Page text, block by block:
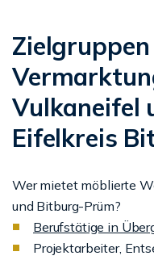
Vulkaneifel
Eifelkreis
Wer mietet möblierte
und Bitburg-Prüm?
Berufstätige in
Projektarbeiter,